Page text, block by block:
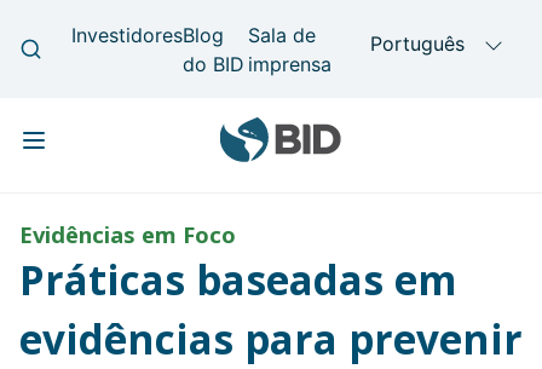
Evidências em Foco
Práticas baseadas em
evidências para prevenir